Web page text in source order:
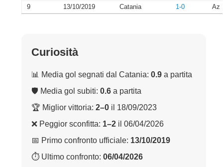
9
13/10/2019 Catania 1-0 Az
Curiosità
📊 Media gol segnati dal Catania: 0.9 a partita
🛡 Media gol subiti: 0.6 a partita
🏆 Miglior vittoria: 2–0 il 18/09/2023
❌ Peggior sconfitta: 1–2 il 06/04/2026
📅 Primo confronto ufficiale: 13/10/2019
⏱ Ultimo confronto: 06/04/2026